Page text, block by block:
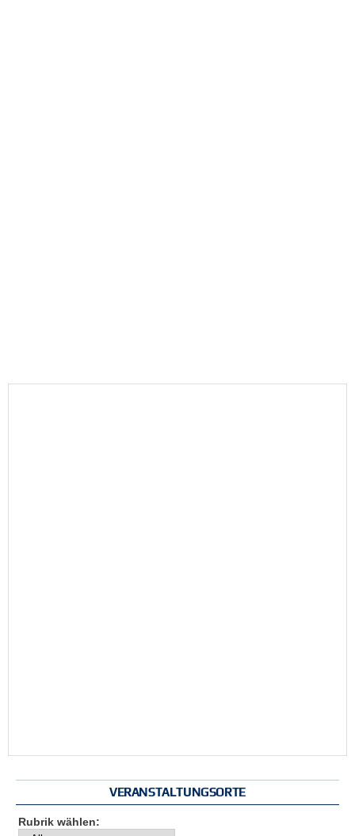
VERANSTALTUNGSORTE
Rubrik wählen: